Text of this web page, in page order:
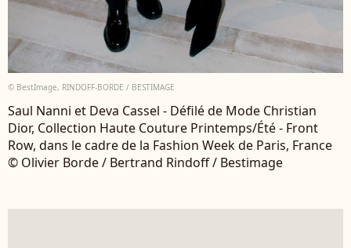
© BestImage, RINDOFF-BORDE / BESTIMAGE
Saul Nanni et Deva Cassel - Défilé de Mode Christian
Dior, Collection Haute Couture Printemps/Été - Front
Row, dans le cadre de la Fashion Week de Paris, France
© Olivier Borde / Bertrand Rindoff / Bestimage